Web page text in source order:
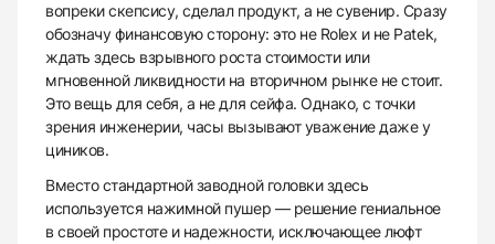
вопреки скепсису, сделал продукт, а не сувенир. Сразу
обозначу финансовую сторону: это не Rolex и не Patek,
ждать здесь взрывного роста стоимости или
мгновенной ликвидности на вторичном рынке не стоит.
Это вещь для себя, а не для сейфа. Однако, с точки
зрения инженерии, часы вызывают уважение даже у
циников.
Вместо стандартной заводной головки здесь
используется нажимной пушер — решение гениальное
в своей простоте и надежности, исключающее люфт